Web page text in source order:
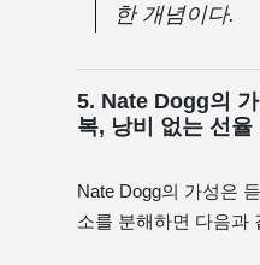
한 개념이다.
5. Nate Dogg의
복, 낭비 없는 선율
Nate Dogg의 가성은
소를 분해하면 다음과